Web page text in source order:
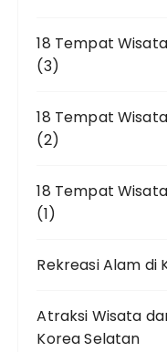
18 Tempat
(3)
18 Tempat
(2)
18 Tempat
(1)
Rekreasi Alam di
Atraksi Wisata
Korea Selatan